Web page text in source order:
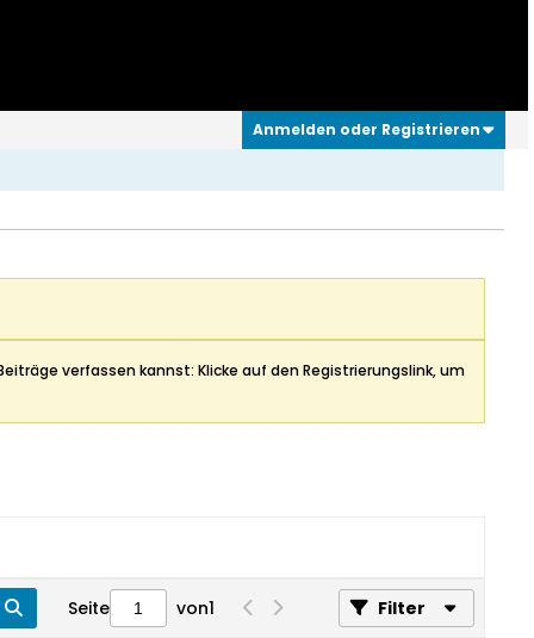
Anmelden oder Registrieren
verfassen kannst: Klicke auf den Registrierungslink, um
Seite von1 Filter